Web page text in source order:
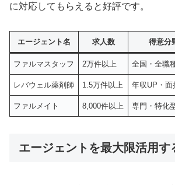
に対応してもらえると好評です。
エージェント名 求人数 得意分
ファルマスタッフ 2万件以上 全国・全職
レバウェル薬剤師 1.5万件以上 年収UP・面
ファルメイト 8,000件以上 専門・特化
エージェントを最大限活用す